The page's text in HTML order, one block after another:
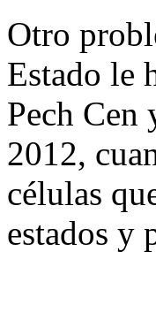
Otro
Estado le
Pech Cen
2012,
células
estados y